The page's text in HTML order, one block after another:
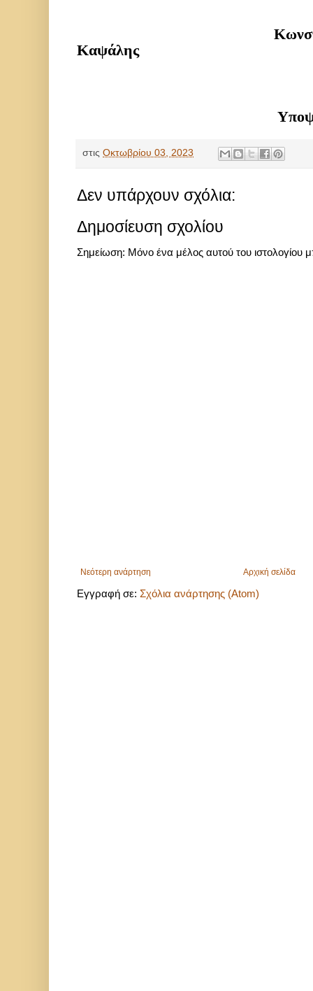
Καψάλης
Υποψήφιος
στις Οκτωβρίου 03, 2023
Δεν υπάρχουν σχόλια:
Δημοσίευση σχολίου
Σημείωση: Μόνο ένα μέλος αυτού του ιστολογίου
Νεότερη ανάρτηση Αρχική σελίδα
Εγγραφή σε: Σχόλια ανάρτησης (Atom)